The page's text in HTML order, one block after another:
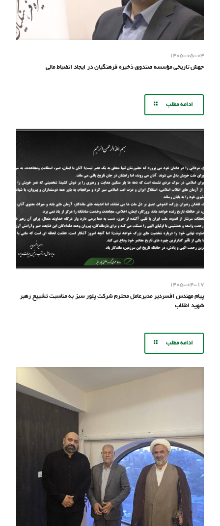
۱۴۰۵-۰۵-۰۳
جهش تاریخی مؤسسه صندوق ذخیره فرهنگیان در ایجاد انضباط مالی
ادامه مطلب
۱۴۰۵-۰۴-۱۷
پیام مهندس افسردیر مدیرعامل محترم شرکت پلور سبز به مناسبت تشییع رهبر
شهید انقلاب
ادامه مطلب